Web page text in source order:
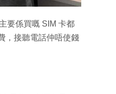
要係買嘅 SIM 卡都
，接聽電話仲唔使錢